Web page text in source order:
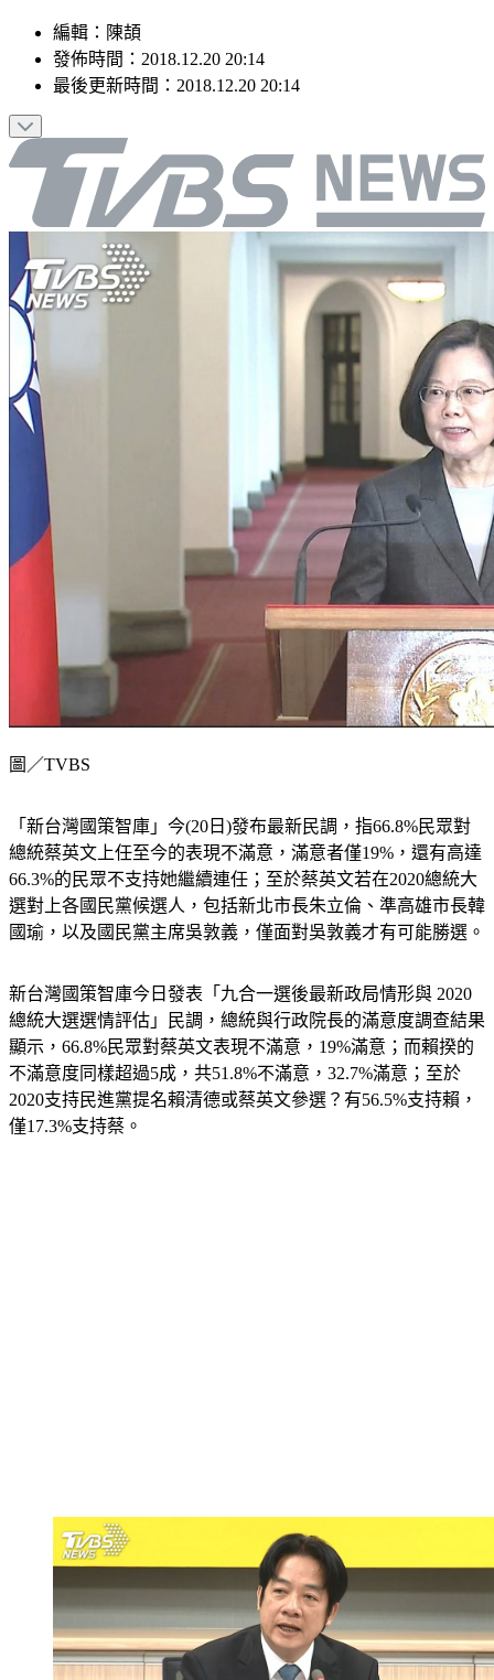
編輯 ： 陳頡
發佈時間： 2018.12.20 20:14
最後更新時間： 2018.12.20 20:14
圖／TVBS
「新台灣國策智庫」今(20日)發布最新民調，指66.8%民眾對
總統蔡英文上任至今的表現不滿意，滿意者僅19%，還有高達
66.3%的民眾不支持她繼續連任；至於蔡英文若在2020總統大
選對上各國民黨候選人，包括新北市長朱立倫、準高雄市長韓
國瑜，以及國民黨主席吳敦義，僅面對吳敦義才有可能勝選。
新台灣國策智庫今日發表「九合一選後最新政局情形與 2020
總統大選選情評估」民調，總統與行政院長的滿意度調查結果
顯示，66.8%民眾對蔡英文表現不滿意，19%滿意；而賴揆的
不滿意度同樣超過5成，共51.8%不滿意，32.7%滿意；至於
2020支持民進黨提名賴清德或蔡英文參選？有56.5%支持賴，
僅17.3%支持蔡。